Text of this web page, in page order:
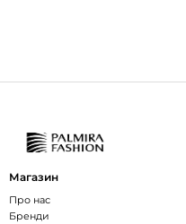
Магазин
Про нас
Бренди